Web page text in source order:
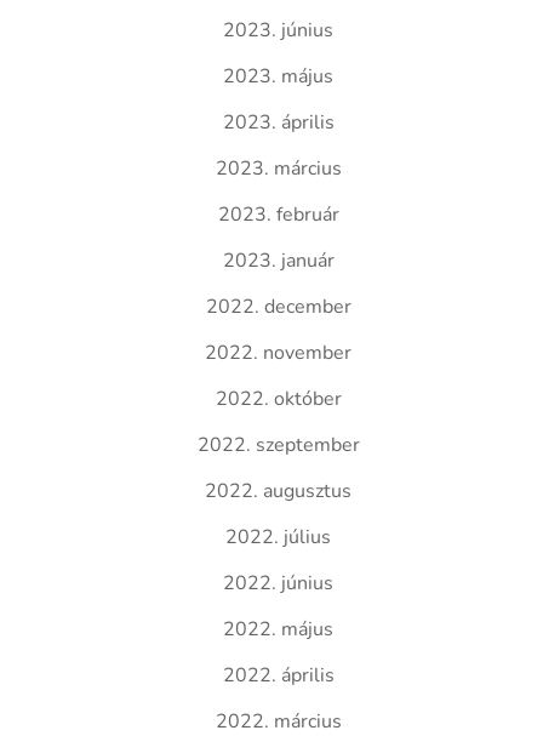
2023. június
2023. május
2023. április
2023. március
2023. február
2023. január
2022. december
2022. november
2022. október
2022. szeptember
2022. augusztus
2022. július
2022. június
2022. május
2022. április
2022. március